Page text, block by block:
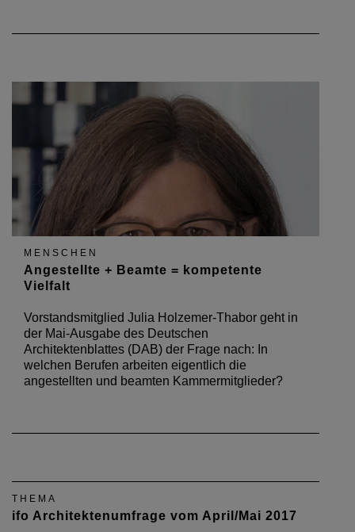
MENSCHEN
Angestellte + Beamte = kompetente
Vielfalt
Vorstandsmitglied Julia Holzemer-Thabor geht in
der Mai-Ausgabe des Deutschen
Architektenblattes (DAB) der Frage nach: In
welchen Berufen arbeiten eigentlich die
angestellten und beamten Kammermitglieder?
THEMA
ifo Architektenumfrage vom April/Mai 2017